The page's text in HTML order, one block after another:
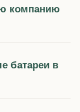
компанию
батареи в